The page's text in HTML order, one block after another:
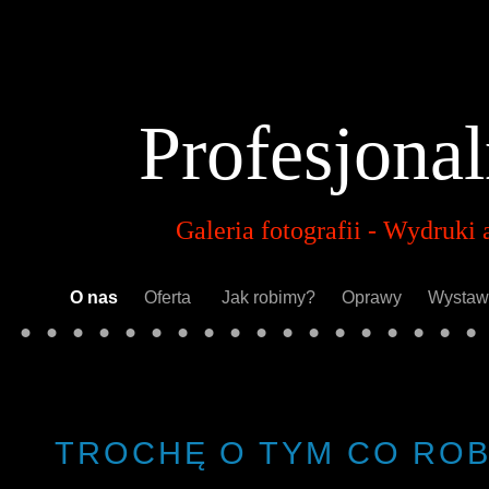
O nas Oferta Jak robimy? Oprawy
Galeria fotografii - Wydruki
TROCHĘ O TYM CO